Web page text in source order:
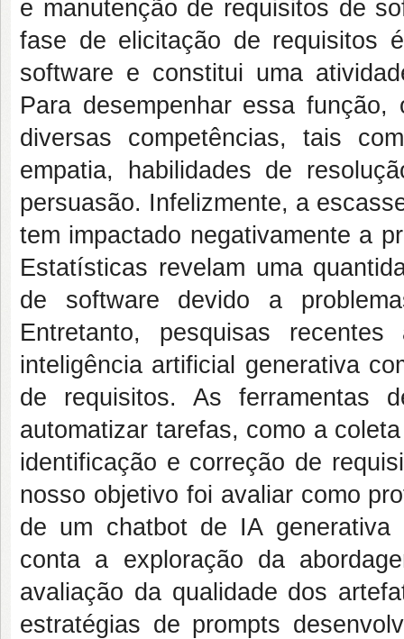
e manutenção de requisitos de
fase de elicitação de requisitos
software e constitui uma
Para desempenhar essa
diversas competências, tais
empatia, habilidades de
persuasão. Infelizmente, a
tem impactado negativamente a
Estatísticas revelam uma
de software devido a
Entretanto, pesquisas
inteligência artificial generativa
de requisitos. As ferramentas
automatizar tarefas, como a
identificação e correção de
nosso objetivo foi avaliar como
de um chatbot de IA generativa
conta a exploração da
avaliação da qualidade dos
estratégias de prompts